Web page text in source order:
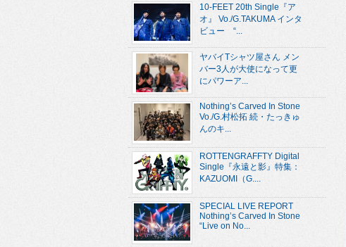
10-FEET 20th Single『ア
オ』 Vo./G.TAKUMA インタ
ビュー “...
ヤバイTシャツ屋さん メン
バー3人が大使になって更
にパワーア...
Nothing’s Carved In Stone
Vo./G.村松拓 続・たっきゅ
んのキ...
ROTTENGRAFFTY Digital
Single『永遠と影』特集：
KAZUOMI（G....
SPECIAL LIVE REPORT
Nothing’s Carved In Stone
“Live on No...